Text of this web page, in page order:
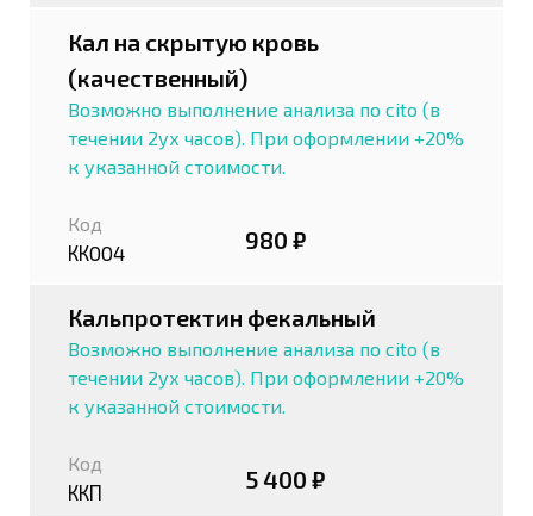
Кал на скрытую кровь
(качественный)
Возможно выполнение анализа по cito (в
течении 2ух часов). При оформлении +20%
к указанной стоимости.
Код
КК004 980 ₽
Кальпротектин фекальный
Возможно выполнение анализа по cito (в
течении 2ух часов). При оформлении +20%
к указанной стоимости.
Код
ККП 5 400 ₽